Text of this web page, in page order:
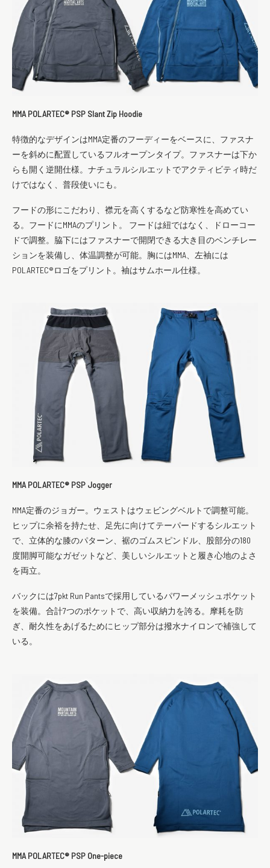
MMA POLARTEC®︎ PSP Slant Zip Hoodie
特徴的なデザインはMMA定番のフーディーをベースに、ファスナ
ーを斜めに配置しているフルオープンタイプ。ファスナーは下か
らも開く逆開仕様。ナチュラルシルエットでアクティビティ時だ
けではなく、普段使いにも。
フードの形にこだわり、襟元を高くするなど防寒性を高めてい
る。フードにMMAのプリント。 フードは紐ではなく、ドローコー
ドで調整。脇下にはファスナーで開閉できる大き目のベンチレー
ションを装備し、体温調整が可能。胸にはMMA、左袖には
POLARTEC®ロゴをプリント。袖はサムホール仕様。
MMA POLARTEC®︎ PSP Jogger
MMA定番のジョガー。ウェストはウェビングベルトで調整可能。
ヒップに余裕を持たせ、足先に向けてテーパードするシルエット
で、立体的な膝のパターン、裾のゴムスピンドル、股部分の180
度開脚可能なガゼットなど、美しいシルエットと履き心地のよさ
を両立。
バックには7pkt Run Pantsで採用しているパワーメッシュポケット
を装備。合計7つのポケットで、高い収納力を誇る。摩耗を防
ぎ、耐久性をあげるためにヒップ部分は撥水ナイロンで補強して
いる。
MMA POLARTEC®︎ PSP One-piece